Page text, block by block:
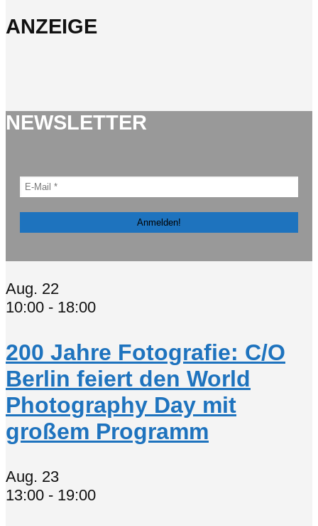
ANZEIGE
NEWSLETTER
Aug. 22
10:00 - 18:00
200 Jahre Fotografie: C/O
Berlin feiert den World
Photography Day mit
großem Programm
Aug. 23
13:00 - 19:00